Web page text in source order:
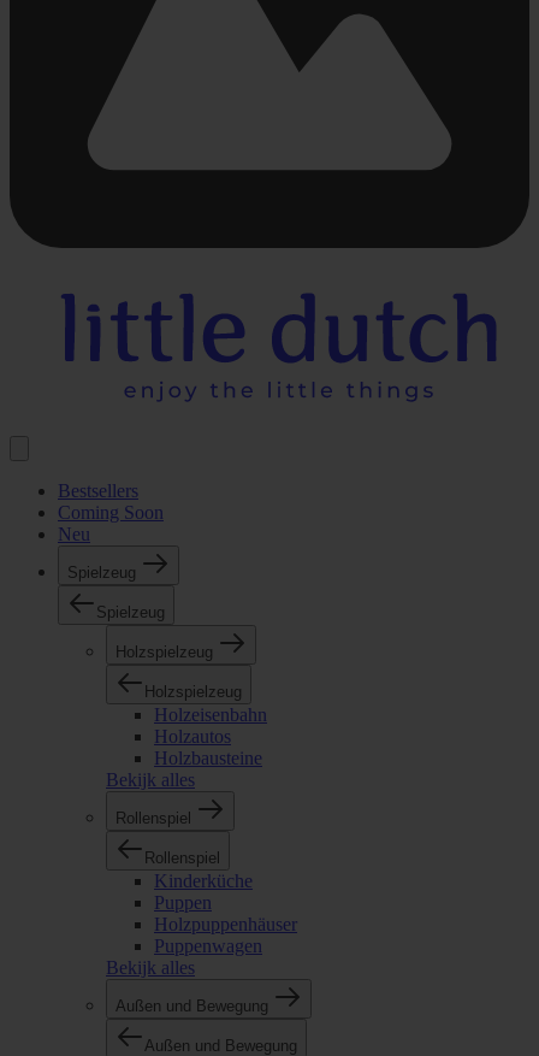
Bestsellers
Coming Soon
Neu
Spielzeug
Spielzeug
Holzspielzeug
Holzspielzeug
Holzeisenbahn
Holzautos
Holzbausteine
Bekijk alles
Rollenspiel
Rollenspiel
Kinderküche
Puppen
Holzpuppenhäuser
Puppenwagen
Bekijk alles
Außen und Bewegung
Außen und Bewegung